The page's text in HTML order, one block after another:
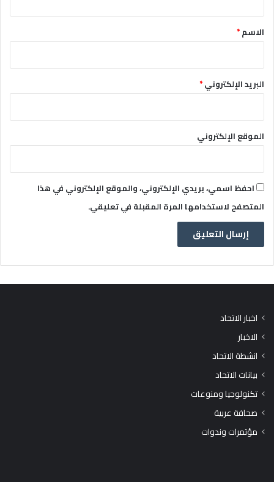
*الاسم*
البريد الإلكتروني*
الموقع الإلكتروني
احفظ اسمي، بريدي الإلكتروني، والموقع الإلكتروني في هذا
المتصفح لاستخدامها المرة المقبلة في تعليقي.
اخبار الاتحاد
الاخبار
انشطة الاتحاد
بيانات الاتحاد
تكنولوجيا ومنوعات
صحافة عربية
مؤتمرات وندوات